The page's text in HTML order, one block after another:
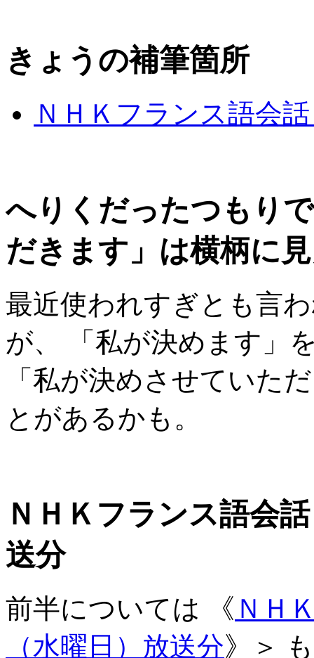
きょうの補筆箇所
ＮＨＫフランス語会
へりくだったつもり
だきます」は横柄に
最近使われすぎとも言
が、 「私が決めます」
「私が決めさせていた
とがあるかも。
ＮＨＫフランス語会
送分
前半については 《 ＮＨ
（水曜日）放送分》＞